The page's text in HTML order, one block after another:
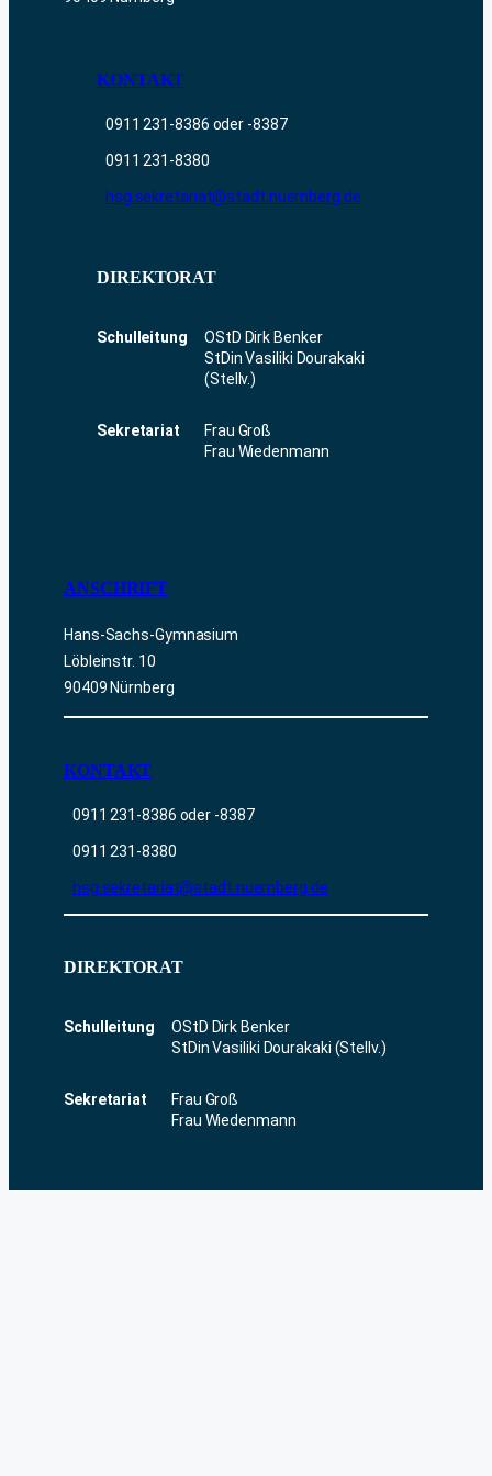
KONTAKT
0911 231-8386 oder -8387
0911 231-8380
hsg.sekretariat@stadt.nuernberg.de
DIREKTORAT
Schulleitung
OStD Dirk Benker
StDin Vasiliki Dourakaki
(Stellv.)
Sekretariat
Frau Groß
Frau Wiedenmann
ANSCHRIFT
Hans-Sachs-Gymnasium
Löbleinstr. 10
90409 Nürnberg
KONTAKT
0911 231-8386 oder -8387
0911 231-8380
hsg.sekretariat@stadt.nuernberg.de
DIREKTORAT
Schulleitung
OStD Dirk Benker
StDin Vasiliki Dourakaki (Stellv.)
Sekretariat
Frau Groß
Frau Wiedenmann